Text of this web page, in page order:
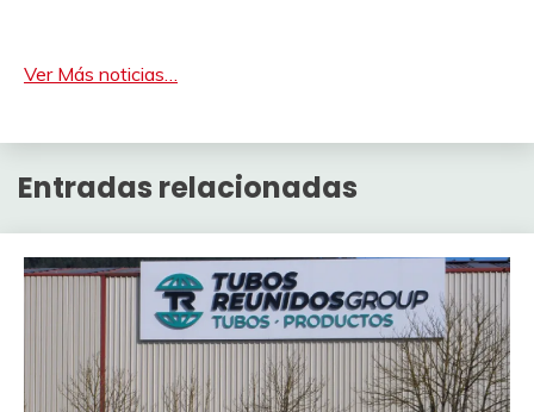
Ver Más noticias…
Entradas relacionadas